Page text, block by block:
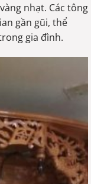
nhạt. Các tông
gần gũi, thể
gia đình.